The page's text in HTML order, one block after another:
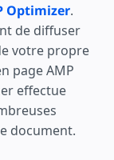
Optimizer.
de diffuser
votre propre
page AMP
effectue
document.